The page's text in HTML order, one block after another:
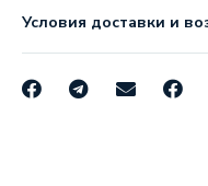
Условия доставки и